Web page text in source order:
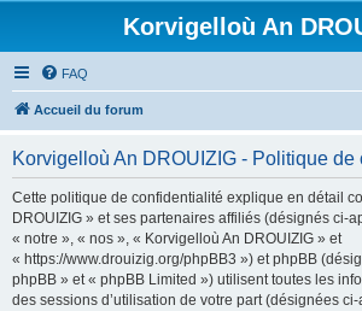
Korvigelloù An
FAQ
Accueil du forum
Korvigelloù An DROUIZIG - Politique de
Cette politique de confidentialité explique en détail
DROUIZIG » et ses partenaires affiliés (désignés ci-
« notre », « nos », « Korvigelloù An DROUIZIG » et
« https://www.drouizig.org/phpBB3 ») et phpBB
phpBB » et « phpBB Limited ») utilisent toutes les
des sessions d’utilisation de votre part (désignées